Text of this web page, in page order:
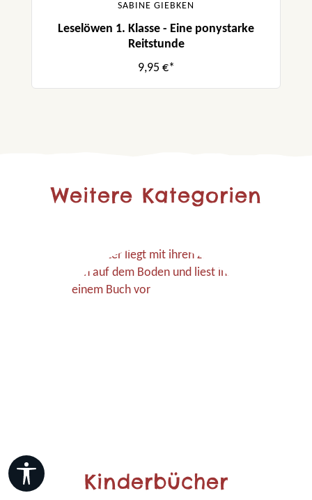
SABINE GIEBKEN
Leselöwen 1. Klasse - Eine ponystarke
Reitstunde
9,95 €*
Weitere Kategorien
Kinderbücher
Werkzeugleiste anzeigen